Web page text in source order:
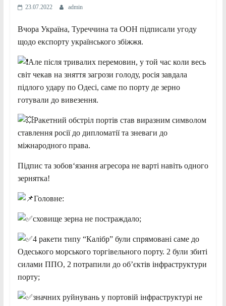
23.07.2022 admin
Вчора Україна, Туреччина та ООН підписали угоду
щодо експорту українського збіжжя.
Але після тривалих перемовин, у той час коли весь
світ чекав на зняття загрози голоду, росія завдала
підлого удару по Одесі, саме по порту де зерно
готували до вивезення.
Ракетний обстріл портів став виразним символом
ставлення росії до дипломатії та зневаги до
міжнародного права.
Підпис та зобов‘язання агресора не варті навіть одного
зернятка!
Головне:
сховище зерна не постраждало;
4 ракети типу “Калібр” були спрямовані саме до
Одеського морського торгівельного порту. 2 були збиті
силами ППО, 2 потрапили до об’єктів інфраструктури
порту;
значних руйнувань у портовій інфраструктурі не